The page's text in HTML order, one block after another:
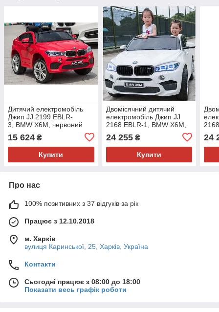
Дитячий електромобіль
Джип JJ 2199 EBLR-
3, BMW X6M, червоний
15 624 ₴
Купити
Двомісячний дитячий
електромобіль Джип JJ
2168 EBLR-1, BMW X6M,
24 255₴
Купити
24
Про нас
100% позитивних з 37 відгуків за рік
Працює з 12.10.2018
м. Харків
вулиця Каринської, 25, Харків, Україна
Контакти
Сьогодні працює з 08:00 до 18:00
Показати весь графік роботи